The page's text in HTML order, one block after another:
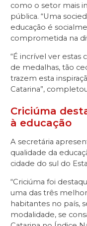
como o setor mais
pública. “Uma
educação é
comprometida na
“É incrível ver estas
de medalhas, tão
trazem esta
Catarina”,
Criciúma
à educação
A secretária
qualidade da
cidade do sul do
“Criciúma foi
uma das três
habitantes no país,
modalidade, se